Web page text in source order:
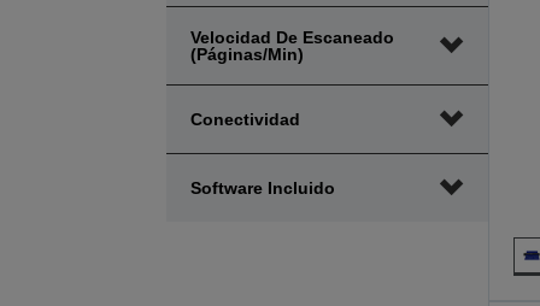
Velocidad De Escaneado
(páginas/min)
Conectividad
Software Incluido